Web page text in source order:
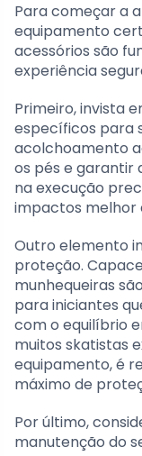
Para começar a
equipamento
acessórios são
experiência
Primeiro, invista
específicos para
acolchoamento
os pés e garantir
na execução
impactos melhor
Outro elemento
proteção.
munhequeiras
para iniciantes
com o equilíbrio
muitos skatistas
equipamento, é
máximo de
Por último,
manutenção do